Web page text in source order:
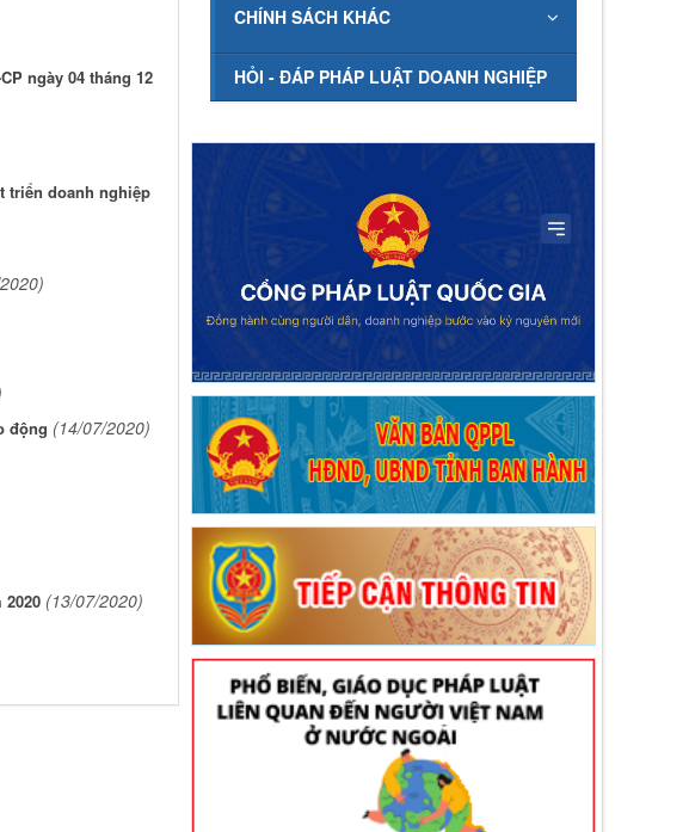
ngày 04 tháng 12
triển doanh nghiệp
động (14/07/2020)
(13/07/2020)
CHÍNH SÁCH KHÁC
HỎI - ĐÁP PHÁP LUẬT DOANH NGHIỆP